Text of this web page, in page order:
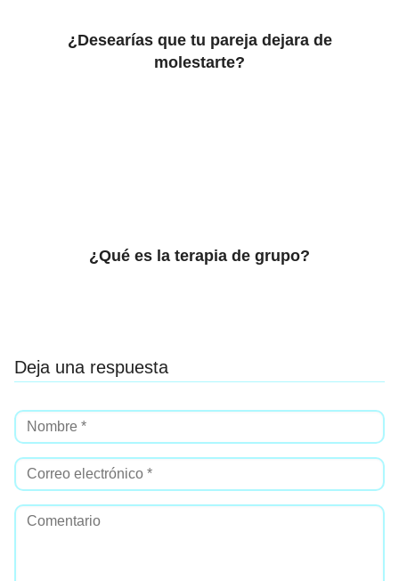
¿Desearías que tu pareja dejara de
molestarte?
¿Qué es la terapia de grupo?
Deja una respuesta